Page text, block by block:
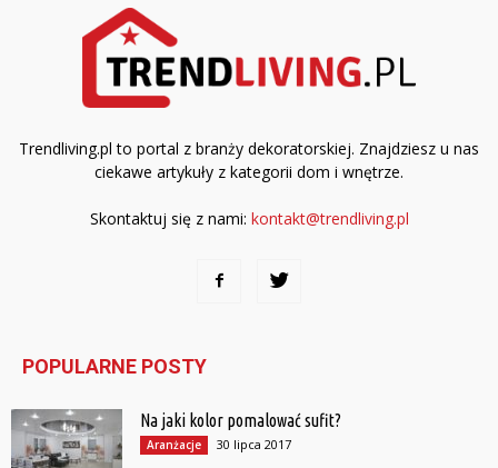
Trendliving.pl to portal z branży dekoratorskiej. Znajdziesz u nas
ciekawe artykuły z kategorii dom i wnętrze.
Skontaktuj się z nami: kontakt@trendliving.pl
POPULARNE POSTY
Na jaki kolor pomalować sufit?
Aranżacje 30 lipca 2017